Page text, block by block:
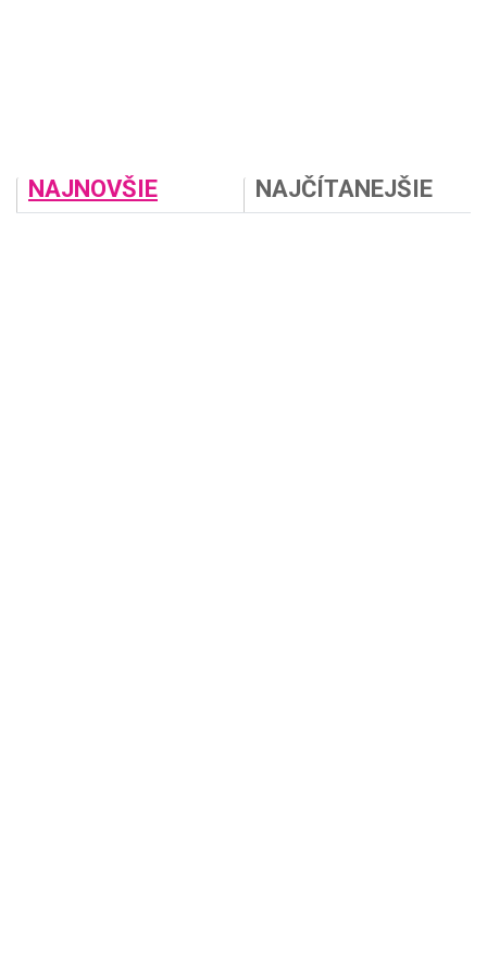
NAJNOVŠIE NAJČÍTANEJŠIE